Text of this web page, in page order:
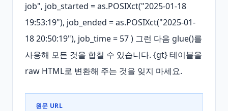
job", job_started = as.POSIXct("2025-01-18
19:53:19"), job_ended = as.POSIXct("2025-01-
18 20:50:19"), job_time = 57 ) 그런 다음 glue()를
사용해 모든 것을 합칠 수 있습니다. {gt} 테이블을
raw HTML로 변환해 주는 것을 잊지 마세요.
원문 URL